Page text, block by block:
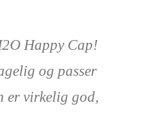
Happy Cap!
og passer
er virkelig god,